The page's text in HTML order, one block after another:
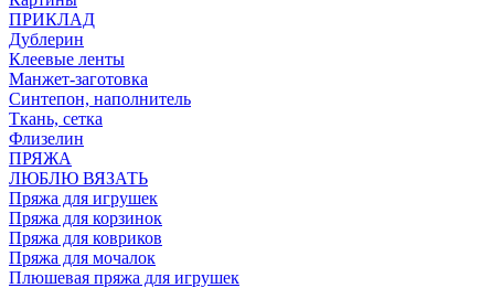
ПРИКЛАД
Дублерин
Клеевые ленты
Манжет-заготовка
Синтепон, наполнитель
Ткань, сетка
Флизелин
ПРЯЖА
ЛЮБЛЮ ВЯЗАТЬ
Пряжа для игрушек
Пряжа для корзинок
Пряжа для ковриков
Пряжа для мочалок
Плюшевая пряжа для игрушек